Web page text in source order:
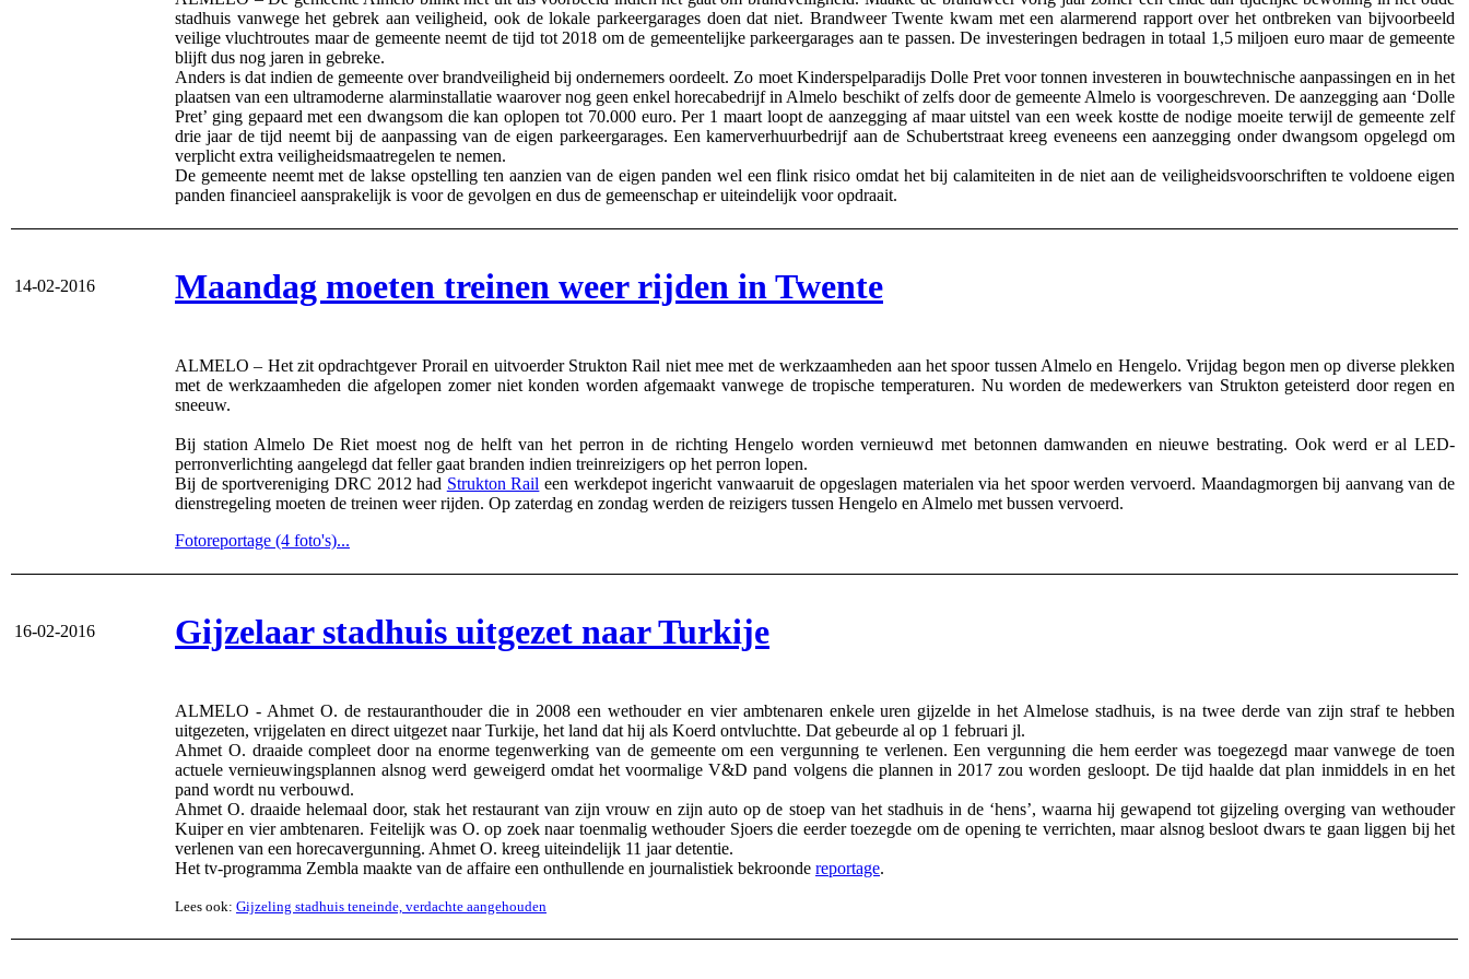
stadhuis vanwege het gebrek aan veiligheid, ook de lokale parkeergarages doen dat niet. Brandweer Twente kwam met een alarmerend rapport over het ontbreken van bijvoorbeeld
veilige vluchtroutes maar de gemeente neemt de tijd tot 2018 om de gemeentelijke parkeergarages aan te passen. De investeringen bedragen in totaal 1,5 miljoen euro maar de gemeente
blijft dus nog jaren in gebreke.
Anders is dat indien de gemeente over brandveiligheid bij ondernemers oordeelt. Zo moet Kinderspelparadijs Dolle Pret voor tonnen investeren in bouwtechnische aanpassingen en in het
plaatsen van een ultramoderne alarminstallatie waarover nog geen enkel horecabedrijf in Almelo beschikt of zelfs door de gemeente Almelo is voorgeschreven. De aanzegging aan ‘Dolle
Pret’ ging gepaard met een dwangsom die kan oplopen tot 70.000 euro. Per 1 maart loopt de aanzegging af maar uitstel van een week kostte de nodige moeite terwijl de gemeente zelf
drie jaar de tijd neemt bij de aanpassing van de eigen parkeergarages. Een kamerverhuurbedrijf aan de Schubertstraat kreeg eveneens een aanzegging onder dwangsom opgelegd om
verplicht extra veiligheidsmaatregelen te nemen.
De gemeente neemt met de lakse opstelling ten aanzien van de eigen panden wel een flink risico omdat het bij calamiteiten in de niet aan de veiligheidsvoorschriften te voldoene eigen
panden financieel aansprakelijk is voor de gevolgen en dus de gemeenschap er uiteindelijk voor opdraait.
14-02-2016 Maandag moeten treinen weer rijden in Twente
ALMELO – Het zit opdrachtgever Prorail en uitvoerder Strukton Rail niet mee met de werkzaamheden aan het spoor tussen Almelo en Hengelo. Vrijdag begon men op diverse plekken
met de werkzaamheden die afgelopen zomer niet konden worden afgemaakt vanwege de tropische temperaturen. Nu worden de medewerkers van Strukton geteisterd door regen en
sneeuw.
Bij station Almelo De Riet moest nog de helft van het perron in de richting Hengelo worden vernieuwd met betonnen damwanden en nieuwe bestrating. Ook werd er al LED-
perronverlichting aangelegd dat feller gaat branden indien treinreizigers op het perron lopen.
Bij de sportvereniging DRC 2012 had Strukton Rail een werkdepot ingericht vanwaaruit de opgeslagen materialen via het spoor werden vervoerd. Maandagmorgen bij aanvang van de
dienstregeling moeten de treinen weer rijden. Op zaterdag en zondag werden de reizigers tussen Hengelo en Almelo met bussen vervoerd.
Fotoreportage (4 foto's)...
16-02-2016 Gijzelaar stadhuis uitgezet naar Turkije
ALMELO - Ahmet O. de restauranthouder die in 2008 een wethouder en vier ambtenaren enkele uren gijzelde in het Almelose stadhuis, is na twee derde van zijn straf te hebben
uitgezeten, vrijgelaten en direct uitgezet naar Turkije, het land dat hij als Koerd ontvluchtte. Dat gebeurde al op 1 februari jl.
Ahmet O. draaide compleet door na enorme tegenwerking van de gemeente om een vergunning te verlenen. Een vergunning die hem eerder was toegezegd maar vanwege de toen
actuele vernieuwingsplannen alsnog werd geweigerd omdat het voormalige V&D pand volgens die plannen in 2017 zou worden gesloopt. De tijd haalde dat plan inmiddels in en het
pand wordt nu verbouwd.
Ahmet O. draaide helemaal door, stak het restaurant van zijn vrouw en zijn auto op de stoep van het stadhuis in de ‘hens’, waarna hij gewapend tot gijzeling overging van wethouder
Kuiper en vier ambtenaren. Feitelijk was O. op zoek naar toenmalig wethouder Sjoers die eerder toezegde om de opening te verrichten, maar alsnog besloot dwars te gaan liggen bij het
verlenen van een horecavergunning. Ahmet O. kreeg uiteindelijk 11 jaar detentie.
Het tv-programma Zembla maakte van de affaire een onthullende en journalistiek bekroonde reportage.
Lees ook: Gijzeling stadhuis teneinde, verdachte aangehouden